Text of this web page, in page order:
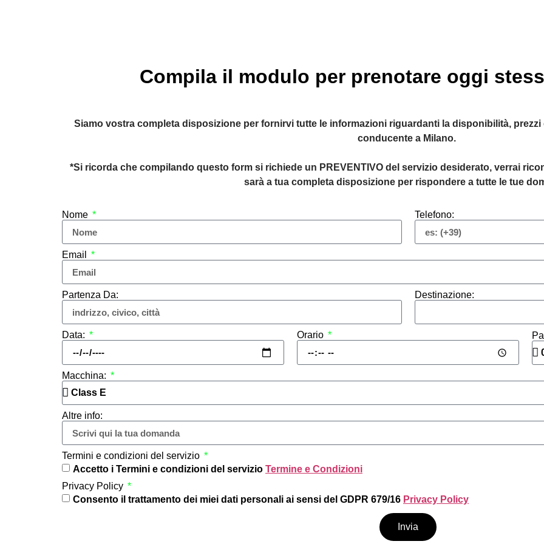
Compila il modulo per prenotare oggi
Siamo vostra completa disposizione per fornirvi tutte le informazioni riguardanti la disponibilità,
conducente a Milano.
*Si ricorda che compilando questo form si richiede un PREVENTIVO del servizio desiderato, verrai
sarà a tua completa disposizione per rispondere a tutte le tue
Nome Telefono:
Email
Partenza Da: Destinazione:
Data: Orario
Macchina:
Altre info:
Termini e condizioni del servizio
Accetto i Termini e condizioni del servizio Termine e Condizioni
Privacy Policy
Consento il trattamento dei miei dati personali ai sensi del GDPR 679/16 Privacy Policy
Invia